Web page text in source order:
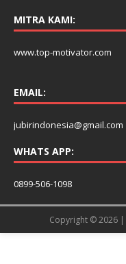
MITRA KAMI:
www.top-motivator.com
EMAIL:
jubirindonesia@gmail.com
WHATS APP:
0899-506-1098
Copyright © 2026 |